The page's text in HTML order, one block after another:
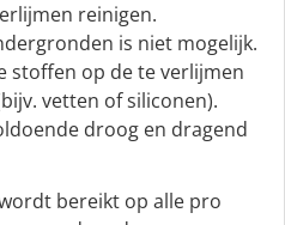
reinigen.
is niet mogelijk.
stoffen op de te verlijmen
vetten of siliconen).
droog en dragend
bereikt op alle pro